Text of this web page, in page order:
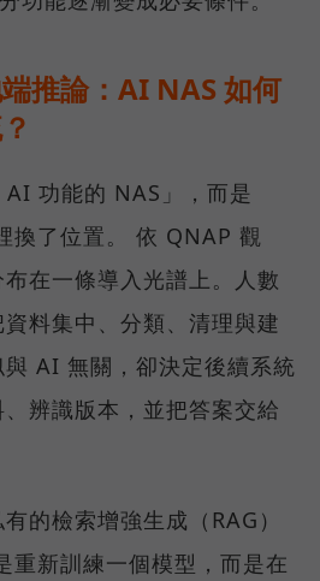
推論：AI NAS 如何
功能的 NAS」，而是
換了位置。 依 QNAP 觀
在一條導入光譜上。人數
料集中、分類、清理與建
AI 無關，卻決定後續系統
辨識版本，並把答案交給
的檢索增強生成（RAG）
重新訓練一個模型，而是在